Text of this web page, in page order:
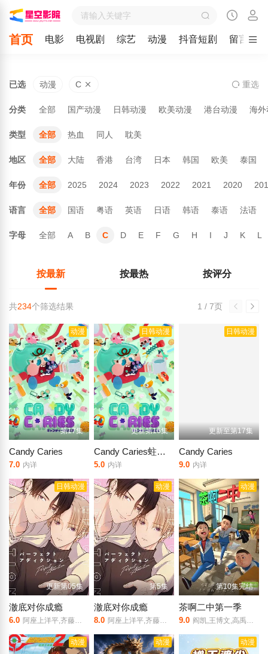
首页 电影 电视剧 综艺 动漫 抖音短剧 留言
已选 动漫 C 重选
分类 全部 国产动漫 日韩动漫 欧美动漫 港台动漫 海外
类型 全部 热血 同人 耽美
地区 全部 大陆 香港 台湾 日本 韩国 欧美 泰国
年份 全部 2025 2024 2023 2022 2021 2020
语言 全部 国语 粤语 英语 日语 韩语 泰语 法语
字母 全部 A B C D E F G H I J K L
按最新 按最热 按评分
1 / 7页
共234个筛选结果
动漫
第17集
Candy Caries
7.0 内详
日韩动漫
更新第16集
Candy Caries蛀在糖糖里
5.0 内详
日韩动漫
更新至第17集
Candy Caries
9.0 内详
日韩动漫
更新第05集
澈底对你成瘾
6.0 阿座上洋平,齐藤壮马
动漫
第5集
澈底对你成瘾
8.0 阿座上洋平,齐藤壮马
动漫
第10集完结
茶啊二中第一季
9.0 阎凯,王博文,高禹恒,李成,吕博,郭红进,姜峰,陈小龙,刘冰,邢原源,刘扬
动漫 动漫 动漫